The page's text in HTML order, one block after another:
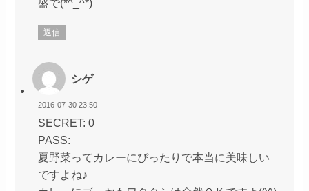
盛で(*^_^*)
返信
シゲ
2016-07-30 23:50
SECRET: 0
PASS:
夏野菜ってカレーにぴったりで本当に美味しい
ですよね♪